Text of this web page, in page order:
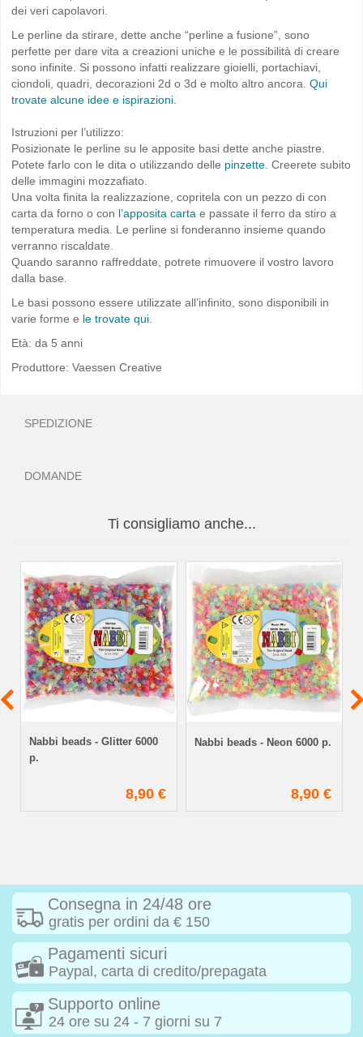
dei veri capolavori.
Le perline da stirare, dette anche “perline a fusione”, sono
perfette per dare vita a creazioni uniche e le possibilità di creare
sono infinite. Si possono infatti realizzare gioielli, portachiavi,
ciondoli, quadri, decorazioni 2d o 3d e molto altro ancora.Qui
trovate alcune idee e ispirazioni.
Istruzioni per l’utilizzo:
Posizionate le perline su le apposite basi dette anche piastre.
Potete farlo con le dita o utilizzando delle pinzette. Creerete subito
delle immagini mozzafiato.
Una volta finita la realizzazione, copritela con un pezzo di con
carta da forno o con l’apposita carta e passate il ferro da stiro a
temperatura media. Le perline si fonderanno insieme quando
verranno riscaldate.
Quando saranno raffreddate, potrete rimuovere il vostro lavoro
dalla base.
Le basi possono essere utilizzate all’infinito, sono disponibili in
varie forme e le trovate qui.
Età: da 5 anni
Produttore: Vaessen Creative
SPEDIZIONE
DOMANDE
Ti consigliamo anche...
Nabbi beads - Glitter 6000
p.
8,90 €
Nabbi beads - Neon 6000 p.
8,90 €
Consegna in 24/48 ore
gratis per ordini da € 150
Pagamenti sicuri
Paypal, carta di credito/prepagata
Supporto online
24 ore su 24 - 7 giorni su 7